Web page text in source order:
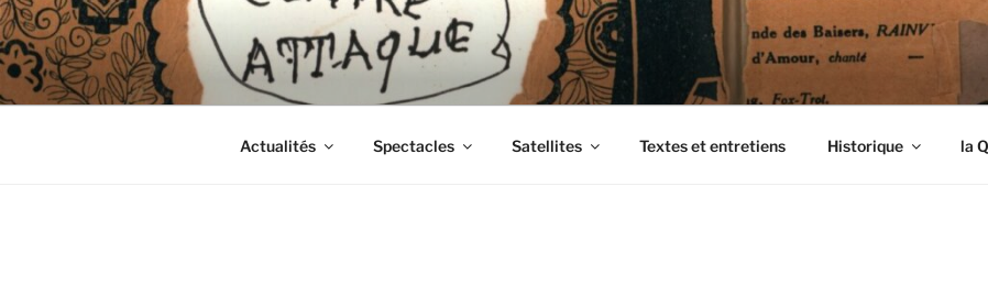
Aller
au
contenu
principal
CIE LES ENDIMANCHÉS
Actualités Spectacles Satellites Textes et entretiens Historique la